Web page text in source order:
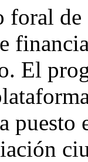
foral
El
puesto